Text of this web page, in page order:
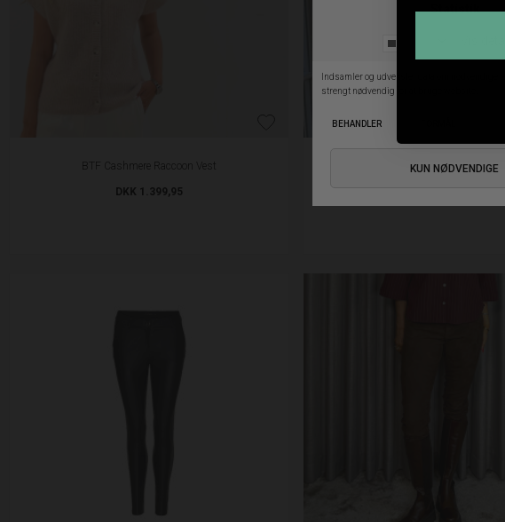
BTF Cashmere Raccoon Vest
DKK 1.399,95
BTF-CPH Bamboo Skjorte